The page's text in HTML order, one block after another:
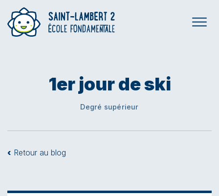
1er jour de ski
Degré supérieur
‹ Retour au blog